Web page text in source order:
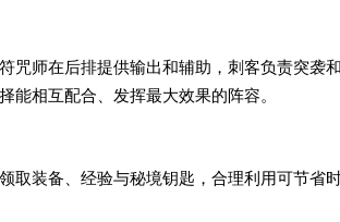
咒师在后排提供输出和辅助，刺客负责突袭和
相互配合、发挥最大效果的阵容。
取装备、经验与秘境钥匙，合理利用可节省